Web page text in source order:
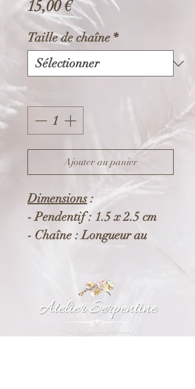
15,00 €Prix
Taille de chaîne *
Ajouter au panier
Dimensions :
- Pendentif : 1.5 x 2.5 cm
- Chaîne : Longueur au
Composition:
- Pendentif en Zamac *
- Chaine en acier